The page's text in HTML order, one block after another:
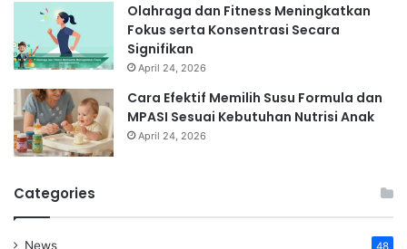
Olahraga dan Fitness Meningkatkan
Fokus serta Konsentrasi Secara
Signifikan
April 24, 2026
Cara Efektif Memilih Susu Formula dan
MPASI Sesuai Kebutuhan Nutrisi Anak
April 24, 2026
Categories
News 48